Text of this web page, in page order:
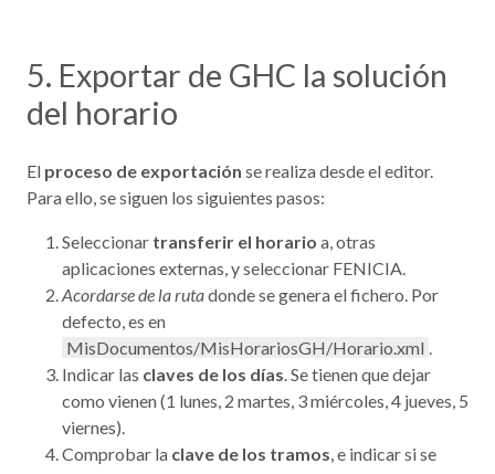
5. Exportar de GHC la solución
del horario
El proceso de exportación se realiza desde el editor.
Para ello, se siguen los siguientes pasos:
Seleccionar transferir el horario a, otras
aplicaciones externas, y seleccionar FENICIA.
Acordarse de la rutadonde se genera el fichero. Por
defecto, es en
MisDocumentos/MisHorariosGH/Horario.xml .
Indicar las claves de los días. Se tienen que dejar
como vienen (1 lunes, 2 martes, 3 miércoles, 4 jueves, 5
viernes).
Comprobar la clave de los tramos, e indicar si se